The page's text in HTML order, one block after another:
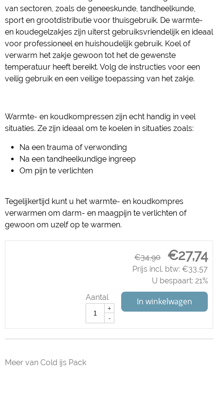
van sectoren, zoals de geneeskunde, tandheelkunde,
sport en grootdistributie voor thuisgebruik. De warmte-
en koudegelzakjes zijn uiterst gebruiksvriendelijk en ideaal
voor professioneel en huishoudelijk gebruik. Koel of
verwarm het zakje gewoon tot het de gewenste
temperatuur heeft bereikt. Volg de instructies voor een
veilig gebruik en een veilige toepassing van het zakje.
Warmte- en koudkompressen zijn echt handig in veel
situaties. Ze zijn ideaal om te koelen in situaties zoals:
Na een trauma of verwonding
Na een tandheelkundige ingreep
Om pijn te verlichten
Tegelijkertijd kunt u het warmte- en koudkompres
verwarmen om darm- en maagpijn te verlichten of
gewoon om uzelf op te warmen.
€34,90 €27,74
Prijs incl. btw: €33,57
U bespaart: 21%
Aantal
+
-
In winkelwagen
Meer van Cold ijs Pack